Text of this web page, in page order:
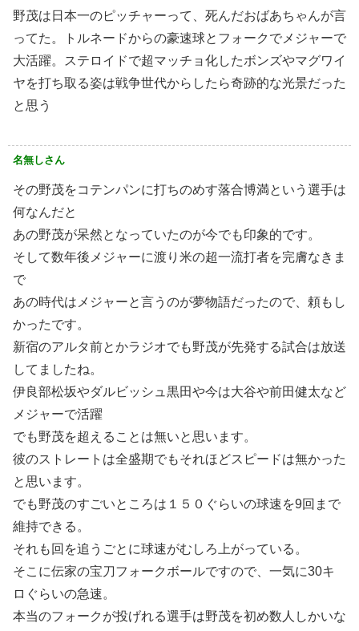
野茂は日本一のピッチャーって、死んだおばあちゃんが言
ってた。トルネードからの豪速球とフォークでメジャーで
大活躍。ステロイドで超マッチョ化したボンズやマグワイ
ヤを打ち取る姿は戦争世代からしたら奇跡的な光景だった
と思う
名無しさん
その野茂をコテンパンに打ちのめす落合博満という選手は
何なんだと
あの野茂が呆然となっていたのが今でも印象的です。
そして数年後メジャーに渡り米の超一流打者を完膚なきま
で
あの時代はメジャーと言うのが夢物語だったので、頼もし
かったです。
新宿のアルタ前とかラジオでも野茂が先発する試合は放送
してましたね。
伊良部松坂やダルビッシュ黒田や今は大谷や前田健太など
メジャーで活躍
でも野茂を超えることは無いと思います。
彼のストレートは全盛期でもそれほどスピードは無かった
と思います。
でも野茂のすごいところは１５０ぐらいの球速を9回まで
維持できる。
それも回を追うごとに球速がむしろ上がっている。
そこに伝家の宝刀フォークボールですので、一気に30キ
ロぐらいの急速。
本当のフォークが投げれる選手は野茂を初め数人しかいな